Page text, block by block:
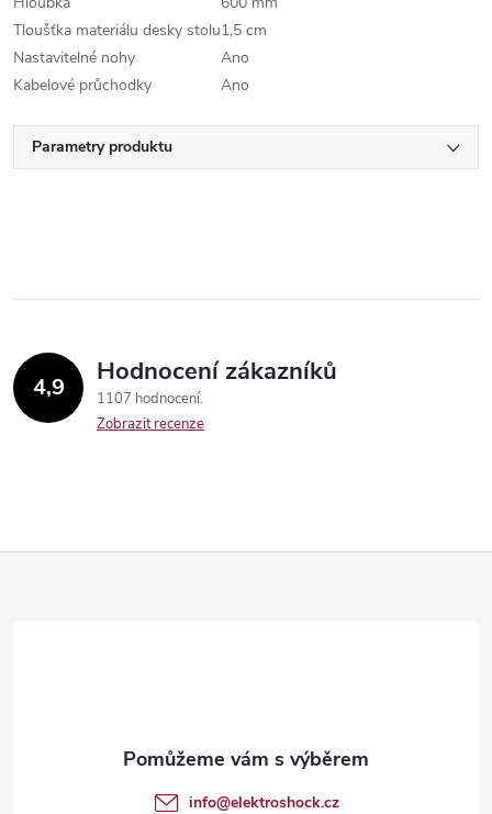
Tloušťka materiálu desky stolu1,5 cm
Nastavitelné nohy
Ano
Kabelové průchodky
Ano
Parametry produktu
4,9 Hodnocení zákazníků
1107 hodnocení
Zobrazit recenze
info@elektroshock.cz